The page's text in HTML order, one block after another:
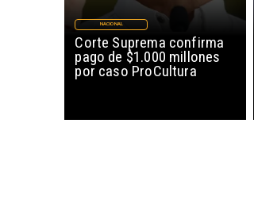
Corte Suprema confirma
pago de $1.000 millones
por caso ProCultura
NACIONAL